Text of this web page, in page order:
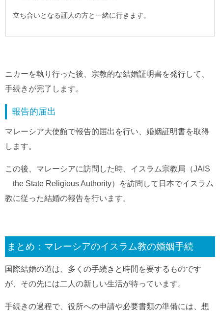
立ち合いとなる証人の方と一緒に行きます。
ニカーを執り行った後、宗教的な結婚証明書を発行して、
手続きが完了します。
報告的届出
マレーシア大使館で報告的届出を行い、婚姻証明書を取得
します。
この後、マレーシアに訪問した時、イスラム宗教局（JAIS
the State Religious Authority）を訪問して日本でイスラム
教に従った結婚の報告を行います。
まとめ：マレーシアのイスラム教の婚姻手続
国際結婚の道は、多くの手続きと時間を要するものです
が、その先には二人の新しい生活が待っています。
手続きの過程で、役所への申請や必要書類の準備には、想